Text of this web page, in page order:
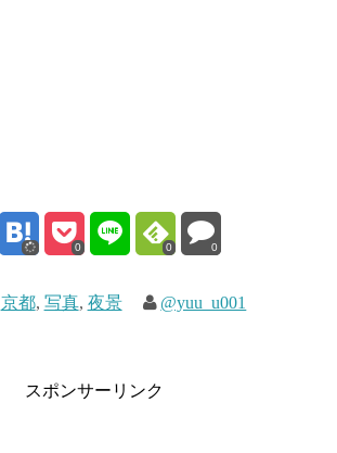
0 0 0
京都, 写真, 夜景 @yuu_u001
スポンサーリンク